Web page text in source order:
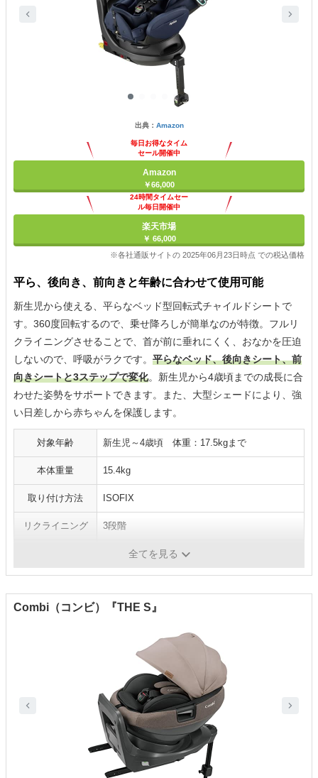
出典： Amazon
毎日お得なタイム
セール開催中
Amazon
￥66,000
24時間タイムセー
ル毎日開催中
楽天市場
￥ 66,000
※各社通販サイトの 2025年06月23日時点 での税込価格
平ら、後向き、前向きと年齢に合わせて使用可能
新生児から使える、平らなベッド型回転式チャイルドシートで
す。360度回転するので、乗せ降ろしが簡単なのが特徴。フルリ
クライニングさせることで、首が前に垂れにくく、おなかを圧迫
しないので、呼吸がラクです。 平らなベッド、後向きシート、前
向きシートと3ステップで変化。新生児から4歳頃までの成長に合
わせた姿勢をサポートできます。また、大型シェードにより、強
い日差しから赤ちゃんを保護します。
対象年齢 新生児～4歳頃 体重：17.5kgまで
本体重量 15.4kg
取り付け方法 ISOFIX
リクライニング 3段階
奥行64.5×幅44×高さ66cm
全てを見る
Combi（コンビ）『THE S』